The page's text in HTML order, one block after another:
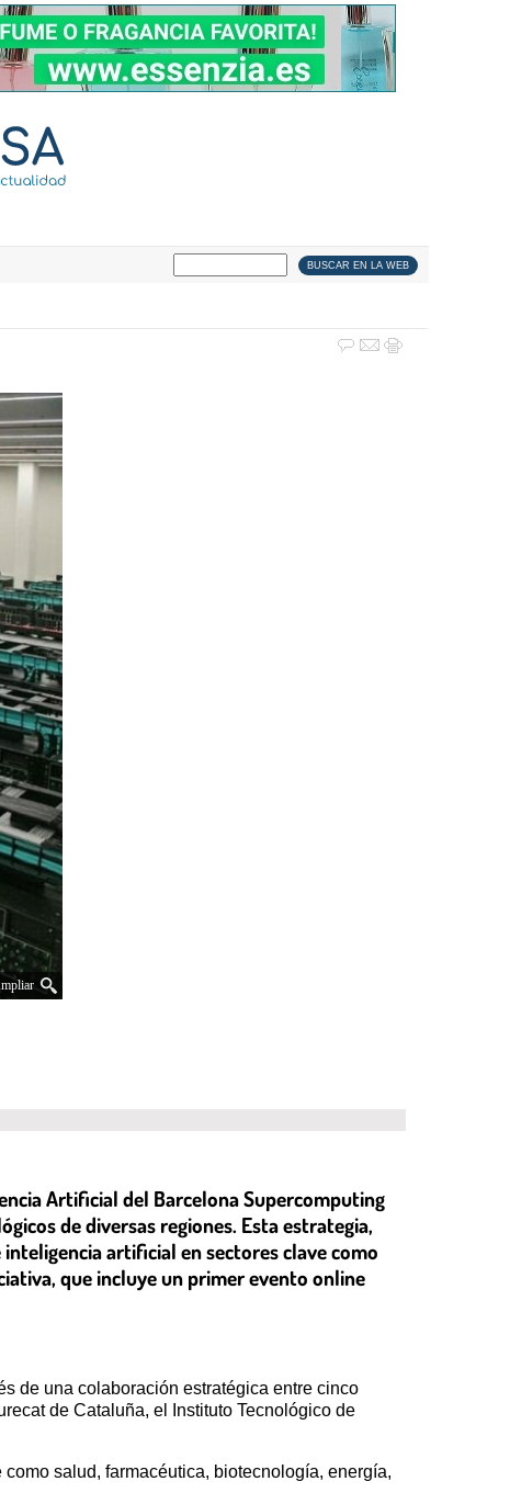
Artificial del Barcelona Supercomputing
de diversas regiones. Esta estrategia,
artificial en sectores clave como
que incluye un primer evento online
de una colaboración estratégica entre cinco
de Cataluña, el Instituto Tecnológico de
salud, farmacéutica, biotecnología, energía,